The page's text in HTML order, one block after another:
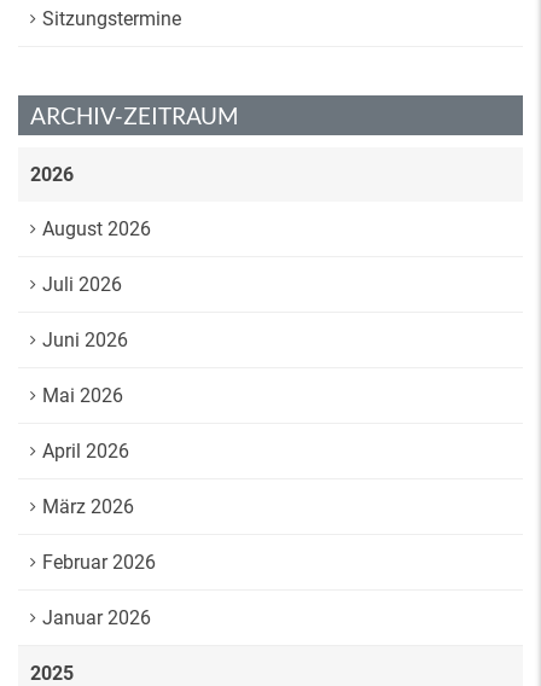
Sitzungstermine
ARCHIV-ZEITRAUM
2026
August 2026
Juli 2026
Juni 2026
Mai 2026
April 2026
März 2026
Februar 2026
Januar 2026
2025